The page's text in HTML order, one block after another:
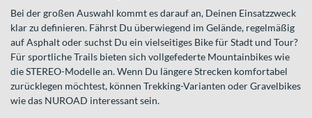
Bei der großen Auswahl kommt es darauf an, Deinen Einsatzzweck
klar zu definieren. Fährst Du überwiegend im Gelände, regelmäßig
auf Asphalt oder suchst Du ein vielseitiges Bike für Stadt und Tour?
Für sportliche Trails bieten sich vollgefederte Mountainbikes wie
die STEREO-Modelle an. Wenn Du längere Strecken komfortabel
zurücklegen möchtest, können Trekking-Varianten oder Gravelbikes
wie das NUROAD interessant sein.